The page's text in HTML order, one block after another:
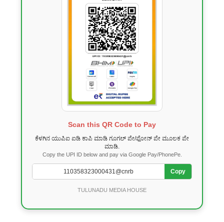
Scan this QR Code to Pay
ಕೆಳಗಿನ ಯುಪಿಐ ಐಡಿ ಕಾಪಿ ಮಾಡಿ ಗೂಗಲ್ ಪೇ/ಫೋನ್ ಪೇ ಮೂಲಕ ಪೇ
ಮಾಡಿ.
Copy the UPI ID below and pay via Google Pay/PhonePe.
Copy
TULUNADU MEDIA HOUSE